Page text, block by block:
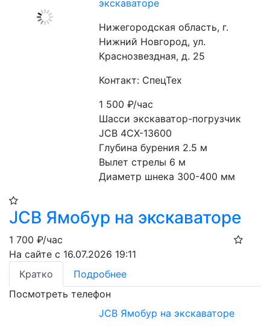
экскаваторе
Нижегородская область, г.
Нижний Новгород, ул.
Краснозвездная, д. 25
Контакт: СпецТех
1 500₽/час
Шасси экскаватор-погрузчик
JCB 4CX-13600
Глубина бурения 2.5 м
Вылет стрелы 6 м
Диаметр шнека 300-400 мм
JCB Ямобур на экскаваторе
1 700 ₽/час
На сайте с 16.07.2026 19:11
Кратко
Подробнее
Посмотреть телефон
JCB Ямобур на экскаваторе